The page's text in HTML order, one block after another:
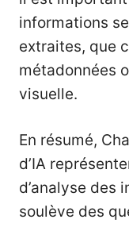
informations
extraites, que
métadonnées
visuelle.
En résumé,
d’IA
d’analyse des
soulève des